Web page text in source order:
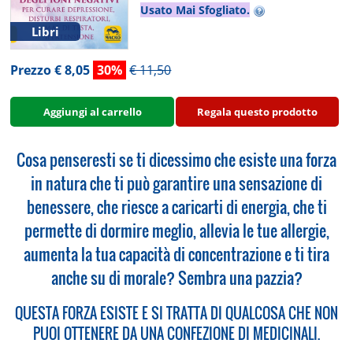
Libri
Usato Mai Sfogliato.
Prezzo € 8,05 30% € 11,50
Aggiungi al carrello Regala questo prodotto
Cosa penseresti se ti dicessimo che esiste una forza
in natura che ti può garantire una sensazione di
benessere, che riesce a caricarti di energia, che ti
permette di dormire meglio, allevia le tue allergie,
aumenta la tua capacità di concentrazione e ti tira
anche su di morale? Sembra una pazzia?
QUESTA FORZA ESISTE E SI TRATTA DI QUALCOSA CHE NON
PUOI OTTENERE DA UNA CONFEZIONE DI MEDICINALI.